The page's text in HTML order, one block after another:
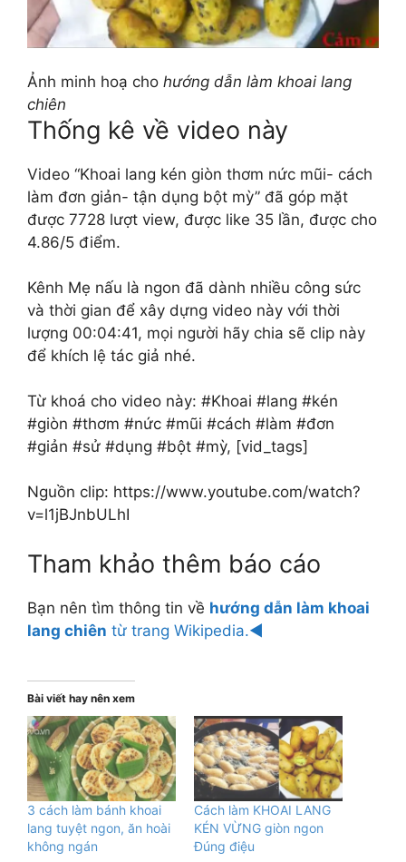
Ảnh minh hoạ cho hướng dẫn làm khoai lang
chiên
Thống kê về video này
Video “Khoai lang kén giòn thơm nức mũi- cách
làm đơn giản- tận dụng bột mỳ” đã góp mặt
được 7728 lượt view, được like 35 lần, được cho
4.86/5 điểm.
Kênh Mẹ nấu là ngon đã dành nhiều công sức
và thời gian để xây dựng video này với thời
lượng 00:04:41, mọi người hãy chia sẽ clip này
để khích lệ tác giả nhé.
Từ khoá cho video này: #Khoai #lang #kén
#giòn #thơm #nức #mũi #cách #làm #đơn
#giản #sử #dụng #bột #mỳ, [vid_tags]
Nguồn clip: https://www.youtube.com/watch?
v=l1jBJnbULhI
Tham khảo thêm báo cáo
Bạn nên tìm thông tin về hướng dẫn làm khoai
lang chiên từ trang Wikipedia.◄
Bài viết hay nên xem
3 cách làm bánh khoai
lang tuyệt ngon, ăn hoài
không ngán
Cách làm KHOAI LANG
KÉN VỪNG giòn ngon
Đúng điệu